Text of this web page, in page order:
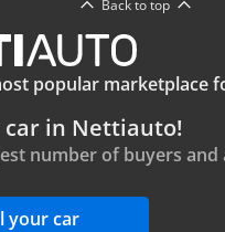
Back to top
popular marketplace
car in Nettiauto!
number of buyers and
your car